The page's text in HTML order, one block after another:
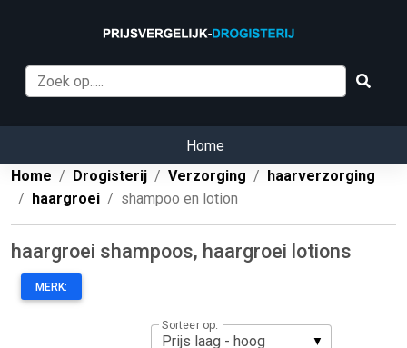
Home
Home
Drogisterij Verzorging
haarverzorging
haargroei
shampoo en lotion
haargroei shampoos, haargroei lotions
MERK:
Sorteer op: